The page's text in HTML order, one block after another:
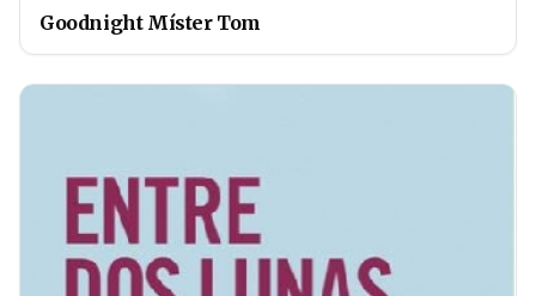
Goodnight Míster Tom